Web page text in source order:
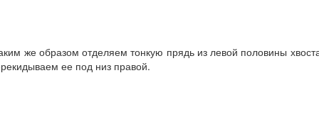
же образом отделяем тонкую прядь из левой половины
ее под низ правой.